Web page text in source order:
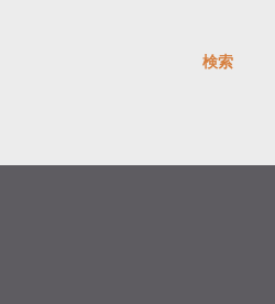
検索